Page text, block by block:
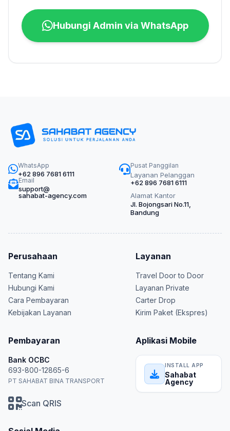
Hubungi Admin via WhatsApp
WhatsApp
+62 896 7681 6111
Email
support@
sahabat-agency.com
Pusat Panggilan
Layanan Pelanggan
+62 896 7681 6111
Alamat Kantor
Jl. Bojongsari No.11,
Bandung
Perusahaan
Tentang Kami
Hubungi Kami
Cara Pembayaran
Kebijakan Layanan
Layanan
Travel Door to Door
Layanan Private
Carter Drop
Kirim Paket (Ekspres)
Pembayaran
Bank OCBC
693-800-12865-6
PT SAHABAT BINA TRANSPORT
Scan QRIS
Aplikasi Mobile
INSTALL APP
Sahabat
Agency